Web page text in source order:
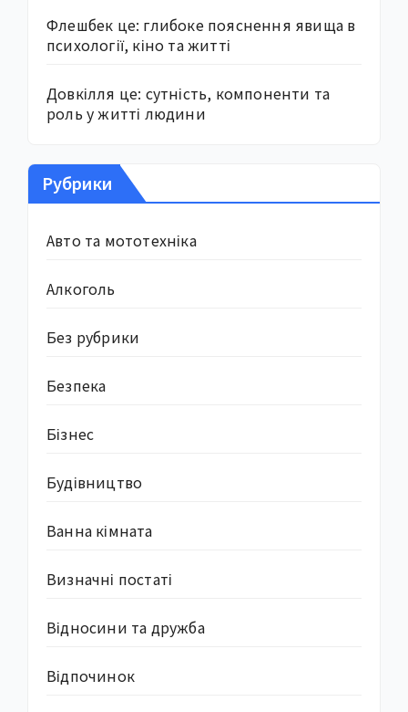
Флешбек це: глибоке пояснення явища в
психології, кіно та житті
Довкілля це: сутність, компоненти та
роль у житті людини
Рубрики
Авто та мототехніка
Алкоголь
Без рубрики
Безпека
Бізнес
Будівництво
Ванна кімната
Визначні постаті
Відносини та дружба
Відпочинок